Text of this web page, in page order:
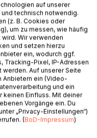
ich mir, ich hätte
Seele blicken
Korfu: Während
oder im Pool
Hartmut Rahn
seit Stunden tot. Ein
beginnt sich für
auf unserer
technisch notwendig.
(z. B. Cookies oder
um zu messen, wie häufig
Wir verwenden
und setzen hierzu
ein, wodurch ggf.
Tracking-Pixel, IP-Adressen
Auf unserer Seite
Anbietern ein (Video-
und ein
keinen Einfluss. Mit deiner
Vorgänge ein. Du
„Privacy-Einstellungen“)
(BoD-Impressum)